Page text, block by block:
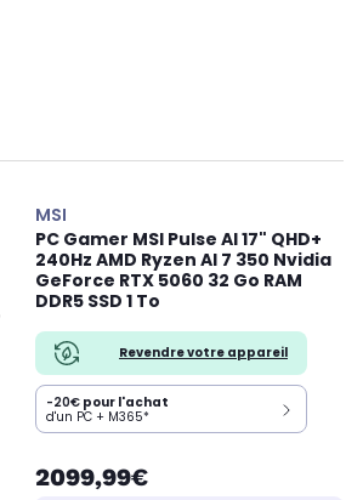
MSI
PC Gamer MSI Pulse AI 17" QHD+
240Hz AMD Ryzen AI 7 350 Nvidia
GeForce RTX 5060 32 Go RAM
DDR5 SSD 1 To
Revendre votre appareil
-20€ pour l'achat
d'un PC + M365*
2099,99€